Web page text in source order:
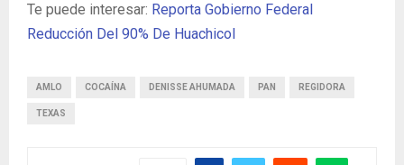
Te puede interesar: Reporta Gobierno Federal
Reducción Del 90% De Huachicol
AMLO COCAÍNA DENISSE AHUMADA PAN REGIDORA
TEXAS